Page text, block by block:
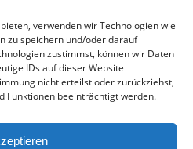
verwenden wir Technologien wie
zu speichern und/oder darauf
zustimmst, können wir Daten
IDs auf dieser Website
nicht erteilst oder zurückziehst,
Funktionen beeinträchtigt werden.
Björn!